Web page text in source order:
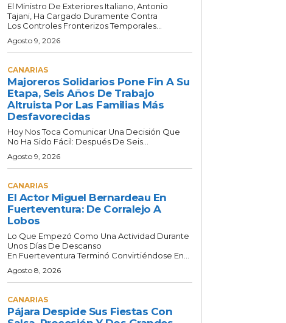
El Ministro De Exteriores Italiano, Antonio
Tajani, Ha Cargado Duramente Contra
Los Controles Fronterizos Temporales...
Agosto 9, 2026
CANARIAS
Majoreros Solidarios Pone Fin A Su
Etapa, Seis Años De Trabajo
Altruista Por Las Familias Más
Desfavorecidas
Hoy Nos Toca Comunicar Una Decisión Que
No Ha Sido Fácil: Después De Seis...
Agosto 9, 2026
CANARIAS
El Actor Miguel Bernardeau En
Fuerteventura: De Corralejo A
Lobos
Lo Que Empezó Como Una Actividad Durante
Unos Días De Descanso
En Fuerteventura Terminó Convirtiéndose En...
Agosto 8, 2026
CANARIAS
Pájara Despide Sus Fiestas Con